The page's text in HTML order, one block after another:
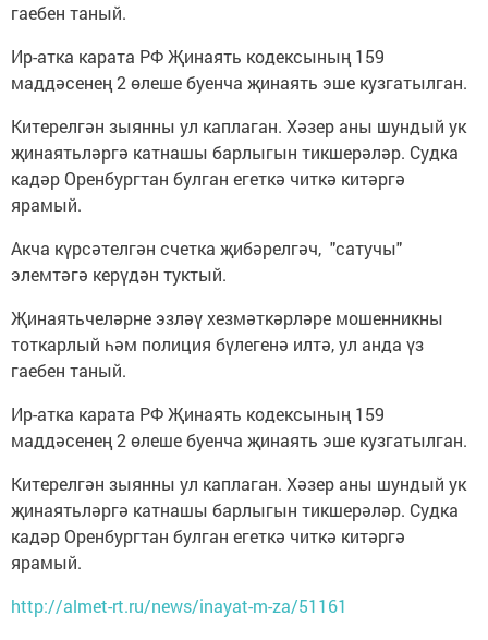
гаебен таный.
Ир-атка карата РФ Җинаять кодексының 159
маддәсенең 2 өлеше буенча җинаять эше кузгатылган.
Китерелгән зыянны ул каплаган. Хәзер аны шундый ук
җинаятьләргә катнашы барлыгын тикшерәләр. Судка
кадәр Оренбургтан булган егеткә читкә китәргә
ярамый.
Акча күрсәтелгән счетка җибәрелгәч, "сатучы"
элемтәгә керүдән туктый.
Җинаятьчеләрне эзләү хезмәткәрләре мошенникны
тоткарлый һәм полиция бүлегенә илтә, ул анда үз
гаебен таный.
Ир-атка карата РФ Җинаять кодексының 159
маддәсенең 2 өлеше буенча җинаять эше кузгатылган.
Китерелгән зыянны ул каплаган. Хәзер аны шундый ук
җинаятьләргә катнашы барлыгын тикшерәләр. Судка
кадәр Оренбургтан булган егеткә читкә китәргә
ярамый.
http://almet-rt.ru/news/inayat-m-za/51161